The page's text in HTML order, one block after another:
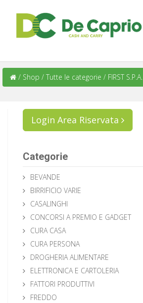
/ Shop / Tutte le categorie / FIRST S.P.A.
Login Area Riservata
Categorie
BEVANDE
BIRRIFICIO VARIE
CASALINGHI
CONCORSI A PREMIO E GADGET
CURA CASA
CURA PERSONA
DROGHERIA ALIMENTARE
ELETTRONICA E CARTOLERIA
FATTORI PRODUTTIVI
FREDDO